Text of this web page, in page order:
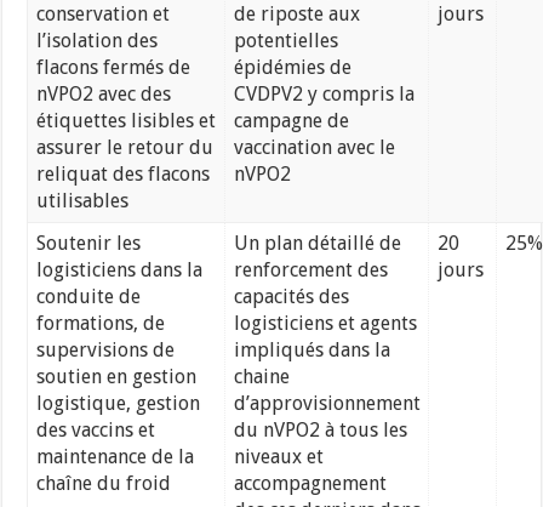
conservation et
l’isolation des
flacons fermés de
nVPO2 avec des
étiquettes lisibles et
assurer le retour du
reliquat des flacons
utilisables
de riposte aux
potentielles
épidémies de
CVDPV2 y compris la
campagne de
vaccination avec le
nVPO2
jours
Soutenir les
logisticiens dans la
conduite de
formations, de
supervisions de
soutien en gestion
logistique, gestion
des vaccins et
maintenance de la
chaîne du froid
Un plan détaillé de
renforcement des
capacités des
logisticiens et agents
impliqués dans la
chaine
d’approvisionnement
du nVPO2 à tous les
niveaux et
accompagnement
20
jours
25%